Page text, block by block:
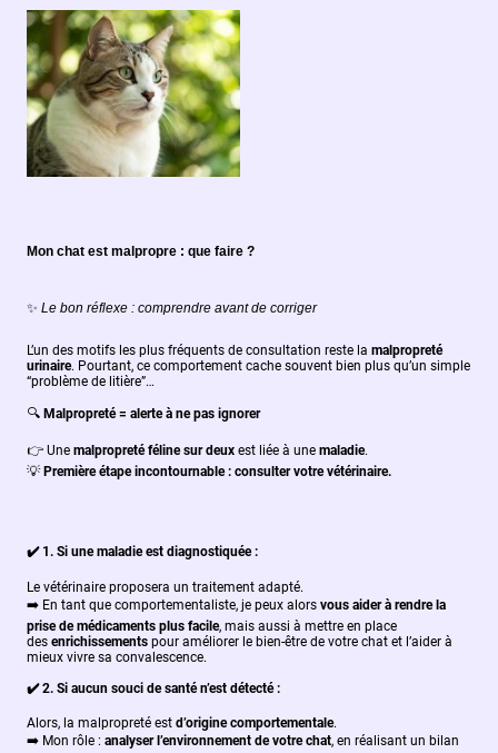
Mon chat est malpropre : que faire ?
✨ Le bon réflexe : comprendre avant de corriger
L’un des motifs les plus fréquents de consultation reste la malpropreté
urinaire. Pourtant, ce comportement cache souvent bien plus qu’un simple
“problème de litière”…
🔍 Malpropreté = alerte à ne pas ignorer
👉 Une malpropreté féline sur deux est liée à une maladie.
💡 Première étape incontournable : consulter votre vétérinaire.
✔️1. Si une maladie est diagnostiquée :
Le vétérinaire proposera un traitement adapté.
➡️ En tant que comportementaliste, je peux alors vous aider à rendre la
prise de médicaments plus facile, mais aussi à mettre en place
des enrichissements pour améliorer le bien-être de votre chat et l’aider à
mieux vivre sa convalescence.
✔️2. Si aucun souci de santé n’est détecté :
Alors, la malpropreté est d’origine comportementale.
➡️ Mon rôle : analyser l’environnement de votre chat, en réalisant un bilan